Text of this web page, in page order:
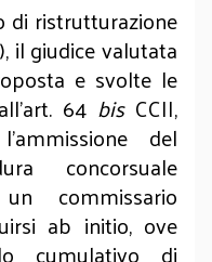
di ristrutturazione
il giudice valutata
e svolte le
64 bis CCII,
del
concorsuale
commissario
ab initio, ove